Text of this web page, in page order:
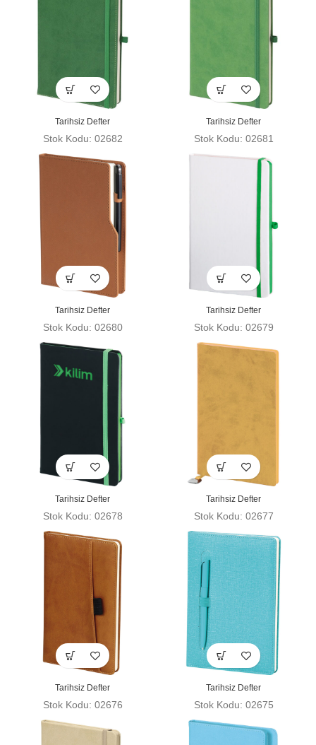
Tarihsiz Defter
Stok Kodu: 02682
Tarihsiz Defter
Stok Kodu: 02681
Tarihsiz Defter
Stok Kodu: 02680
Tarihsiz Defter
Stok Kodu: 02679
Tarihsiz Defter
Stok Kodu: 02678
Tarihsiz Defter
Stok Kodu: 02677
Tarihsiz Defter
Stok Kodu: 02676
Tarihsiz Defter
Stok Kodu: 02675